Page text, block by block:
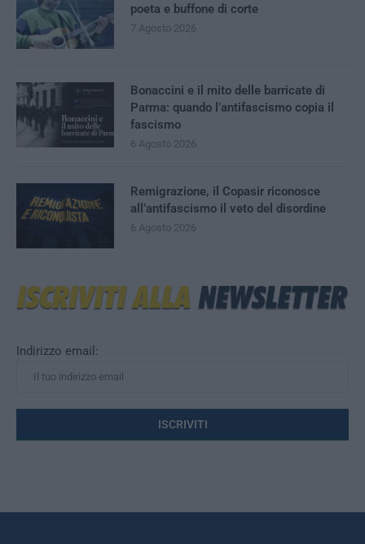
Indirizzo email:
poeta e buffone di corte
7 Agosto 2026
Bonaccini e il mito delle barricate di
Parma: quando l’antifascismo copia il
fascismo
6 Agosto 2026
Remigrazione, il Copasir riconosce
all’antifascismo il veto del disordine
6 Agosto 2026